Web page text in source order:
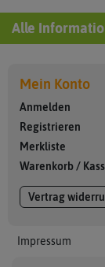
Alle
Mein Konto
Anmelden
Registrieren
Merkliste
Warenkorb /
Vertrag
Impressum